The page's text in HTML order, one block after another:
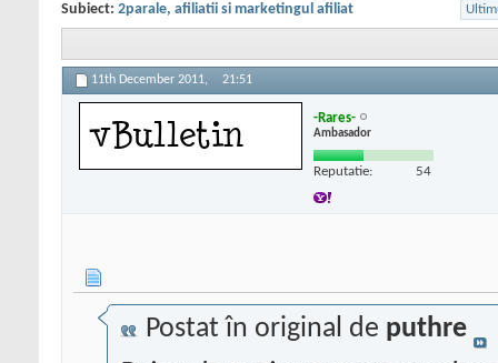
Subiect: 2parale, afiliatii si marketingul afiliat
11th December 2011, 21:51
-Rares-
Ambasador
Reputatie: 54
Postat în original de puthre